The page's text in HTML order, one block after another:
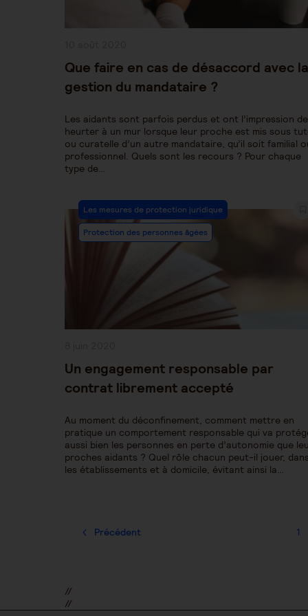
Que faire en cas de désaccord avec la
gestion du mandataire ?
Les aidants sont parfois perdus et ont l’impression
heurter à un mur lorsque leur proche est mis sous
ou curatelle d’un autre mandataire, qu’il soit familial
professionnel. Quels sont les recours ? Pour chaque
type de…
Post
Category:
Les mesures de protection juridique
Protection des personnes âgées
Un engagement responsable par
contrat librement accepté
Au moment du déconfinement, comment mettre en
pratique un comportement responsable qui va
aussi bien les personnes en perte d’autonomie que
proches aidants ? Quel rôle chacun peut-il jouer, dans
les établissements et à domicile, évitant ainsi la…
Précédent 1
//
//